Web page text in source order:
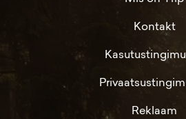
Kontakt
Reklaam